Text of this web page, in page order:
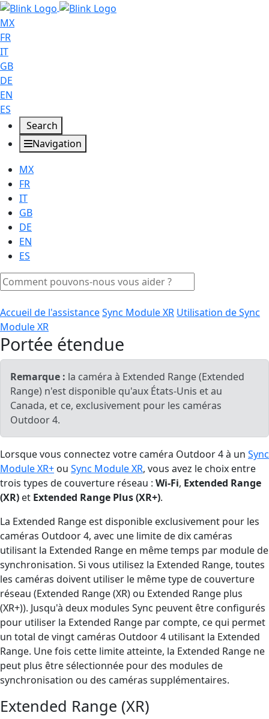
MX
FR
IT
GB
DE
EN
ES
Search
Navigation
MX
FR
IT
GB
DE
EN
ES
Accueil de l'assistanceSync Module XR Utilisation de Sync
Module XR
Portée étendue
Remarque : la caméra à Extended Range (Extended
Range) n'est disponible qu'aux États-Unis et au
Canada, et ce, exclusivement pour les caméras
Outdoor 4.
Lorsque vous connectez votre caméra Outdoor 4 à un Sync
Module XR+ ou Sync Module XR, vous avez le choix entre
trois types de couverture réseau : Wi-Fi, Extended Range
(XR) et Extended Range Plus (XR+).
La Extended Range est disponible exclusivement pour les
caméras Outdoor 4, avec une limite de dix caméras
utilisant la Extended Range en même temps par module de
synchronisation. Si vous utilisez la Extended Range, toutes
les caméras doivent utiliser le même type de couverture
réseau (Extended Range (XR) ou Extended Range plus
(XR+)). Jusqu'à deux modules Sync peuvent être configurés
pour utiliser la Extended Range par compte, ce qui permet
un total de vingt caméras Outdoor 4 utilisant la Extended
Range. Une fois cette limite atteinte, la Extended Range ne
peut plus être sélectionnée pour des modules de
synchronisation ou des caméras supplémentaires.
Extended Range (XR)